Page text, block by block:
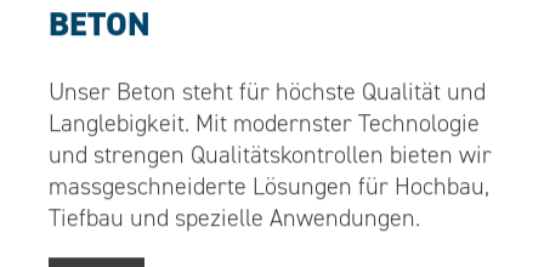
BETON
Unser Beton steht für höchste Qualität und
Langlebigkeit. Mit modernster Technologie
und strengen Qualitätskontrollen bieten wir
massgeschneiderte Lösungen für Hochbau,
Tiefbau und spezielle Anwendungen.